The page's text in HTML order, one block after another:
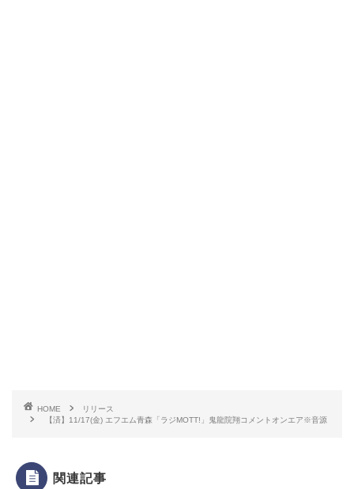
HOME
リリース
【済】11/17(金) エフエム青森「ラジMOTT!」鬼龍院翔コメントオンエア※音源
関連記事